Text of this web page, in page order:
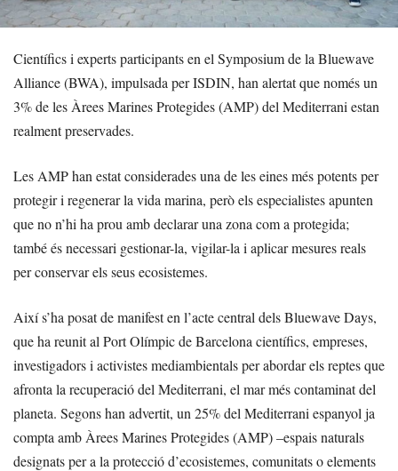
Científics i experts participants en el Symposium de la Bluewave
Alliance (BWA), impulsada per ISDIN, han alertat que només un
3% de les Àrees Marines Protegides (AMP) del Mediterrani estan
realment preservades.
Les AMP han estat considerades una de les eines més potents per
protegir i regenerar la vida marina, però els especialistes apunten
que no n’hi ha prou amb declarar una zona com a protegida;
també és necessari gestionar-la, vigilar-la i aplicar mesures reals
per conservar els seus ecosistemes.
Així s’ha posat de manifest en l’acte central dels Bluewave Days,
que ha reunit al Port Olímpic de Barcelona científics, empreses,
investigadors i activistes mediambientals per abordar els reptes que
afronta la recuperació del Mediterrani, el mar més contaminat del
planeta. Segons han advertit, un 25% del Mediterrani espanyol ja
compta amb Àrees Marines Protegides (AMP) –espais naturals
designats per a la protecció d’ecosistemes, comunitats o elements